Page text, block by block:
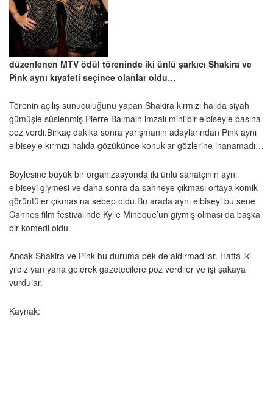
düzenlenen MTV ödül töreninde iki ünlü şarkıcı Shakira ve
Pink aynı kıyafeti seçince olanlar oldu…
Törenin açılış sunuculuğunu yapan Shakira kırmızı halıda siyah
gümüşle süslenmiş Pierre Balmain imzalı mini bir elbiseyle basına
poz verdi.Birkaç dakika sonra yarışmanın adaylarından Pink aynı
elbiseyle kırmızı halıda gözükünce konuklar gözlerine inanamadı…
Böylesine büyük bir organizasyonda iki ünlü sanatçının aynı
elbiseyi giymesi ve daha sonra da sahneye çıkması ortaya komik
görüntüler çıkmasına sebep oldu.Bu arada aynı elbiseyi bu sene
Cannes film festivalinde Kylie Minoque’un giymiş olması da başka
bir komedi oldu.
Ancak Shakira ve Pink bu duruma pek de aldırmadılar. Hatta iki
yıldız yan yana gelerek gazetecilere poz verdiler ve işi şakaya
vurdular.
Kaynak: